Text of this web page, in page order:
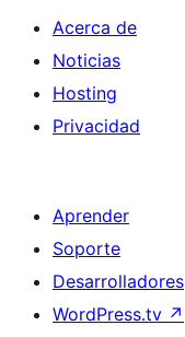
Acerca de
Noticias
Hosting
Privacidad
Aprender
Soporte
Desarrolladores
WordPress.tv ↗